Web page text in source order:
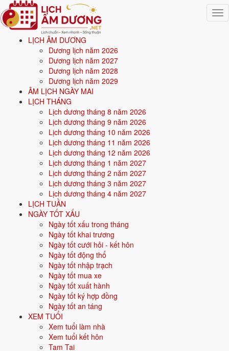
LỊCH ÂM DƯƠNG
Dương lịch năm 2026
Dương lịch năm 2027
Dương lịch năm 2028
Dương lịch năm 2029
ÂM LỊCH NGÀY MAI
LỊCH THÁNG
Lịch dương tháng 8 năm 2026
Lịch dương tháng 9 năm 2026
Lịch dương tháng 10 năm 2026
Lịch dương tháng 11 năm 2026
Lịch dương tháng 12 năm 2026
Lịch dương tháng 1 năm 2027
Lịch dương tháng 2 năm 2027
Lịch dương tháng 3 năm 2027
Lịch dương tháng 4 năm 2027
LỊCH TUẦN
NGÀY TỐT XẤU
Ngày tốt xấu trong tháng
Ngày tốt khai trương
Ngày tốt cưới hỏi - kết hôn
Ngày tốt động thổ
Ngày tốt nhập trạch
Ngày tốt mua xe
Ngày tốt xuất hành
Ngày tốt ký hợp đồng
Ngày tốt an táng
XEM TUỔI
Xem tuổi làm nhà
Xem tuổi kết hôn
Tam Tai
Trang chủ
Mệnh ngũ hành
Sinh năm 2030
Sinh năm 2030mệnh gì? Canh Tuất Thoa Xuyến Kim -
mệnh Kim
Người sinh năm2030là tuổi Canh Tuất(con Chó), nạp âm
Xuyến Kim
-Vàng trang sức, mệnh Kim. Năm
dương).
Sinh năm2030(Canh Tuất, con Chó) thuộc mệnh
Xuyến Kim.
Màu hợp:Trắng, Bạc, Xám, Vàng nhạt.
Vận khí khi sinh:Vận 9 Cửu Tử Hỏa (2024-2043) - Danh vọng, công
2026: -3 tuổi mụ, năm Bính Ngọ - Tam hợp.
Sinh năm 2030 là tuổi gì, mệnh gì?
Người sinh năm2030là tuổiCanh Tuất
Xuyến Kim, mệnhKim
hướng hợp là Tây, Tây Bắc. Bảng dưới đây tóm tắt 10 chỉ số cốt lõi: